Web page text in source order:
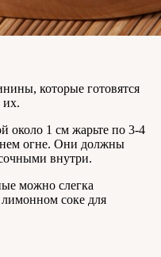
которые готовятся
их.
около 1 см жарьте по 3-4
огне. Они должны
внутри.
можно слегка
соке для